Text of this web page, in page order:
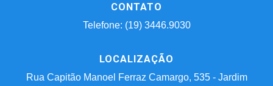
CONTATO
Telefone: (19) 3446.9030
LOCALIZAÇÃO
Rua Capitão Manoel Ferraz Camargo, 535 - Jardim